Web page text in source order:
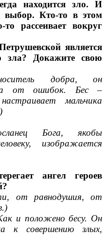
находится зло. И
выбор. Кто-то в этом
рассеивает вокруг
является
зла? Докажите свою
добра, он
от ошибок. Бес –
мальчика
Бога, якобы
изображается
ангел героев
от равнодушия, от
и положено бесу. Он
к совершению злых,